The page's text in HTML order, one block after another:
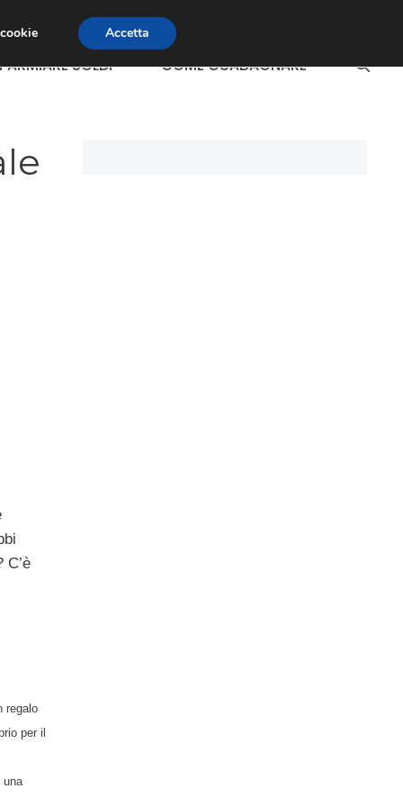
SOLDI COME GUADAGNARE
regalo
per il
una
Accetta